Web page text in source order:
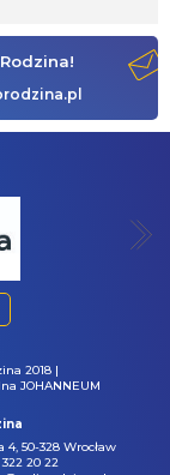
2018 |
JOHANNEUM
4, 50-328 Wrocław
20 22